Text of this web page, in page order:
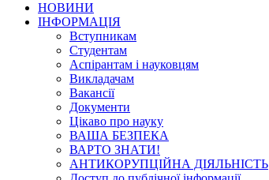
НОВИНИ
ІНФОРМАЦІЯ
Вступникам
Студентам
Аспірантам і науковцям
Викладачам
Вакансії
Документи
Цікаво про науку
ВАША БЕЗПЕКА
ВАРТО ЗНАТИ!
АНТИКОРУПЦІЙНА ДІЯЛЬНІСТЬ